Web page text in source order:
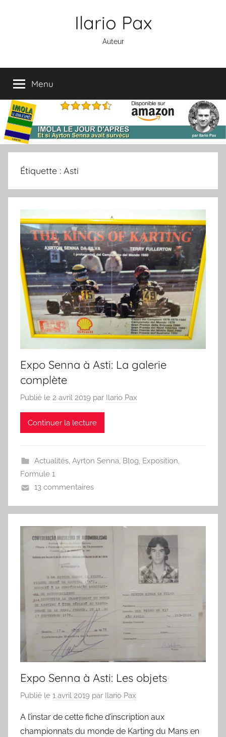
Ilario Pax
Auteur
Menu
Étiquette : Asti
Expo Senna à Asti: La galerie
complète
Publié le 2 avril 2019 par Ilario Pax
Continuer la lecture
Actualités, Ayrton Senna, Blog, Exposition,
Formule 1
13 commentaires
Expo Senna à Asti: Les objets
Publié le 1 avril 2019 par Ilario Pax
A l’instar de cette fiche d’inscription aux
championnats du monde de Karting du Mans en